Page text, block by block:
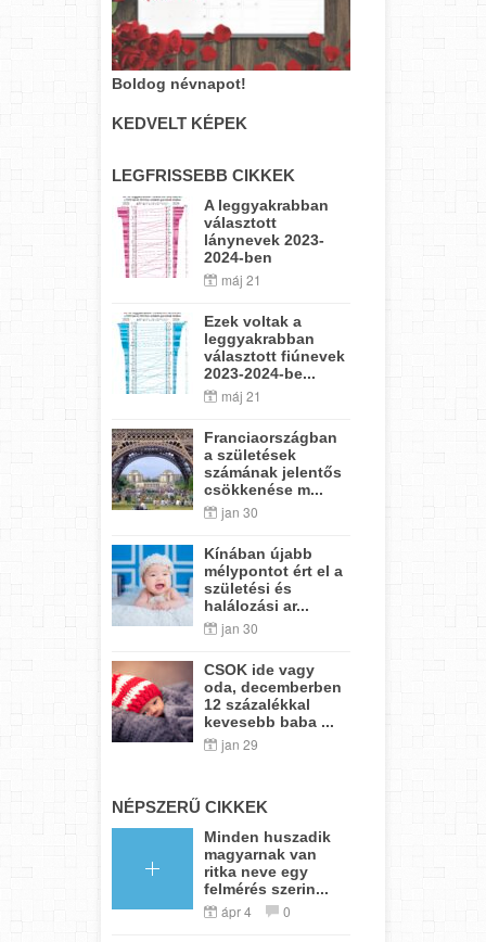
Boldog névnapot!
KEDVELT KÉPEK
LEGFRISSEBB CIKKEK
A leggyakrabban
választott
lánynevek 2023-
2024-ben
máj 21
Ezek voltak a
leggyakrabban
választott fiúnevek
2023-2024-be...
máj 21
Franciaországban
a születések
számának jelentős
csökkenése m...
jan 30
Kínában újabb
mélypontot ért el a
születési és
halálozási ar...
jan 30
CSOK ide vagy
oda, decemberben
12 százalékkal
kevesebb baba ...
jan 29
NÉPSZERŰ CIKKEK
Minden huszadik
magyarnak van
ritka neve egy
felmérés szerin...
ápr 4 0